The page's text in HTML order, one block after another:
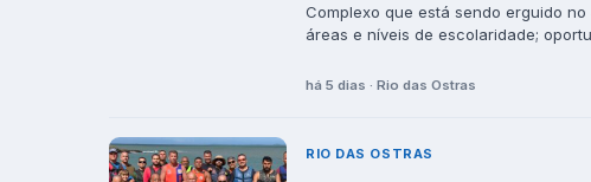
Complexo que está sendo erguido
áreas e níveis de escolaridade;
há 5 dias · Rio das Ostras
RIO DAS OSTRAS